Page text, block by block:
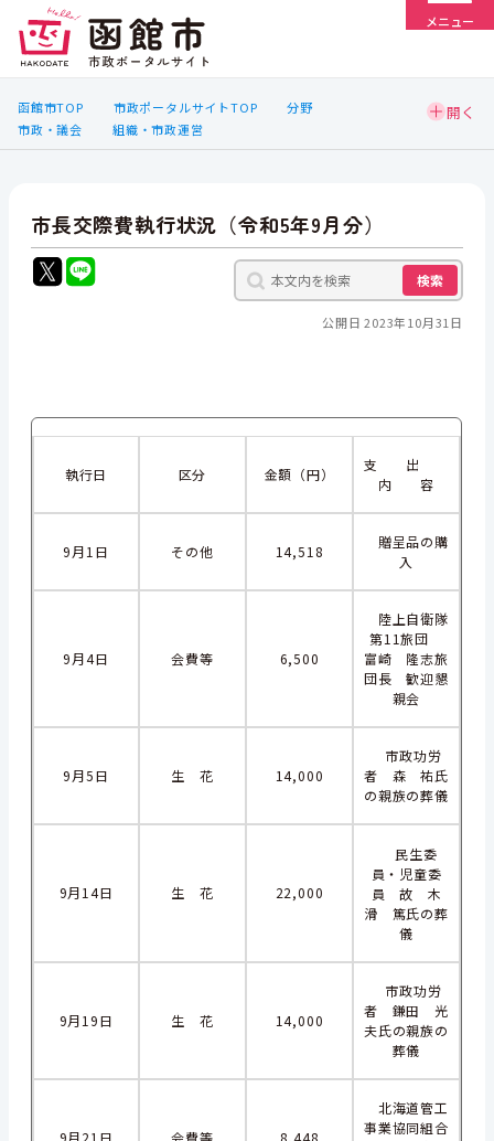
メニュー
函館市TOP 市政ポータルサイトTOP
分野
市政・議会
組織・市政運営
市長交際費執行状況（令和5年9月分）
検索
公開日 2023年10月31日
執行日 区分 金額（円）
支 出
内 容
9月1日 その他 14,518
贈呈品の購
入
9月4日 会費等 6,500
陸上自衛隊
第11旅団
富崎 隆志旅
団長 歓迎懇
親会
9月5日 生 花 14,000
市政功労
者 森 祐氏
の親族の葬儀
9月14日 生 花 22,000
民生委
員・児童委
員 故 木
滑 篤氏の葬
儀
9月19日 生 花 14,000
市政功労
者 鎌田 光
夫氏の親族の
葬儀
9月21日 会費等 8,448
北海道管工
事業協同組合